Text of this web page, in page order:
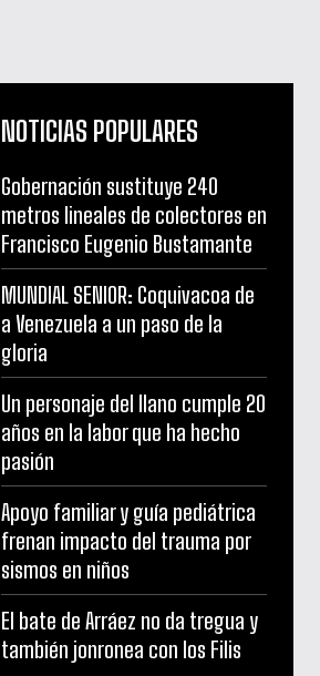
NOTICIAS POPULARES
Gobernación sustituye 240
metros lineales de colectores en
Francisco Eugenio Bustamante
MUNDIAL SENIOR: Coquivacoa de
a Venezuela a un paso de la
gloria
Un personaje del llano cumple 20
años en la labor que ha hecho
pasión
Apoyo familiar y guía pediátrica
frenan impacto del trauma por
sismos en niños
El bate de Arráez no da tregua y
también jonronea con los Filis